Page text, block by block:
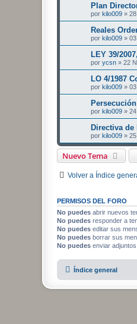
Plan
por kilo009 »
Reales
por kilo009 »
LEY 39/
por ycsn » 22
LO 4/1987
por kilo009 »
por kilo009 »
Directiva de
por kilo009 »
Nuevo Tema
Volver a Índice
PERMISOS DEL FORO
No puedes abrir nuevos
No puedes responder a
No puedes editar sus
No puedes borrar sus
No puedes enviar
Índice general